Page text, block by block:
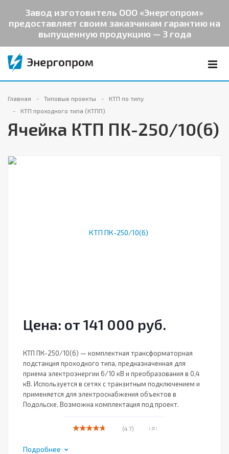
Завод изготовитель ООО «Энергопром»
предоставляет своим заказчикам гарантию на
выпущенную продукцию — 3 года
Главная Типовые проекты
КТП по типу
КТП проходного типа (КТПП)
Ячейка КТП ПК-250/10(6)
Цена: от 141 000 руб.
КТП ПК-250/10(6) — комплектная трансформаторная
подстанция проходного типа, предназначенная для
приема электроэнергии 6/10 кВ и преобразования в 0,4
кВ. Используется в сетях с транзитным подключением и
применяется для электроснабжения объектов в
Подольске. Возможна комплектация под проект.
(4.7) ( 25 )
Подробнее